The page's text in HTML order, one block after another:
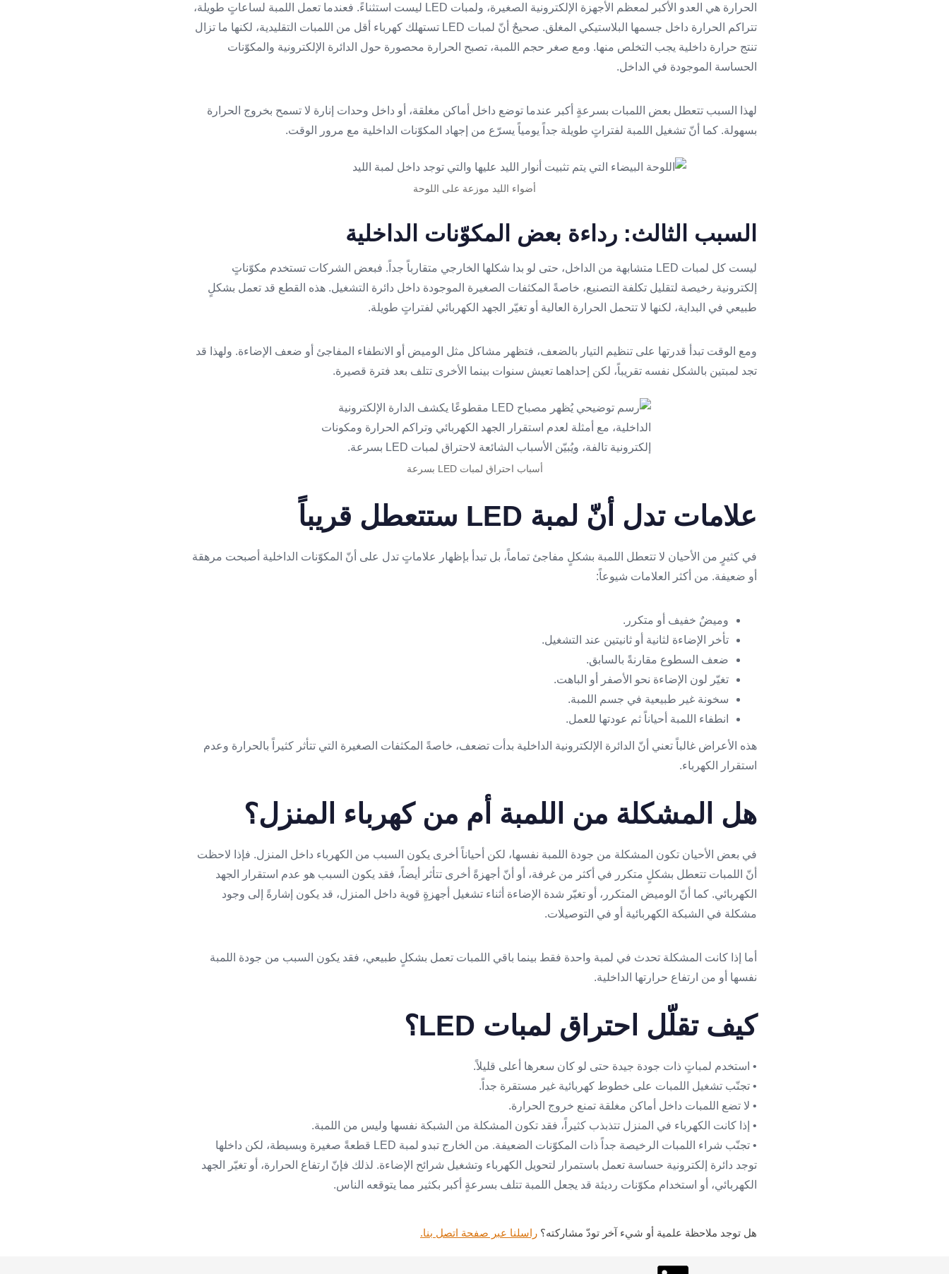
الحرارة هي العدو الأكبر لمعظم الأجهزة الإلكترونية الصغيرة، ولمبات LED ليست استثناءً. فعندما تعمل اللمبة لساعاتٍ طويلة،
تتراكم الحرارة داخل جسمها البلاستيكي المغلق. صحيحٌ أنّ لمبات LED تستهلك كهرباء أقل من اللمبات التقليدية، لكنها ما تزال
تنتج حرارة داخلية يجب التخلص منها. ومع صغر حجم اللمبة، تصبح الحرارة محصورة حول الدائرة الإلكترونية والمكوّنات
الحساسة الموجودة في الداخل.
لهذا السبب تتعطل بعض اللمبات بسرعةٍ أكبر عندما توضع داخل أماكن مغلقة، أو داخل وحدات إنارة لا تسمح بخروج الحرارة
بسهولة. كما أنّ تشغيل اللمبة لفتراتٍ طويلة جداً يومياً يسرّع من إجهاد المكوّنات الداخلية مع مرور الوقت.
أضواء الليد موزعة على اللوحة
السبب الثالث: رداءة بعض المكوّنات الداخلية
ليست كل لمبات LED متشابهة من الداخل، حتى لو بدا شكلها الخارجي متقارباً جداً. فبعض الشركات تستخدم مكوّناتٍ
إلكترونية رخيصة لتقليل تكلفة التصنيع، خاصةً المكثفات الصغيرة الموجودة داخل دائرة التشغيل. هذه القطع قد تعمل بشكلٍ
طبيعي في البداية، لكنها لا تتحمل الحرارة العالية أو تغيّر الجهد الكهربائي لفتراتٍ طويلة.
ومع الوقت تبدأ قدرتها على تنظيم التيار بالضعف، فتظهر مشاكل مثل الوميض أو الانطفاء المفاجئ أو ضعف الإضاءة. ولهذا قد
تجد لمبتين بالشكل نفسه تقريباً، لكن إحداهما تعيش سنوات بينما الأخرى تتلف بعد فترة قصيرة.
أسباب احتراق لمبات LED بسرعة
علامات تدل أنّ لمبة LED ستتعطل قريباً
في كثيرٍ من الأحيان لا تتعطل اللمبة بشكلٍ مفاجئ تماماً، بل تبدأ بإظهار علاماتٍ تدل على أنّ المكوّنات الداخلية أصبحت مرهقة
أو ضعيفة. من أكثر العلامات شيوعاً:
وميضٌ خفيف أو متكرر.
تأخر الإضاءة لثانية أو ثانيتين عند التشغيل.
ضعف السطوع مقارنةً بالسابق.
تغيّر لون الإضاءة نحو الأصفر أو الباهت.
سخونة غير طبيعية في جسم اللمبة.
انطفاء اللمبة أحياناً ثم عودتها للعمل.
هذه الأعراض غالباً تعني أنّ الدائرة الإلكترونية الداخلية بدأت تضعف، خاصةً المكثفات الصغيرة التي تتأثر كثيراً بالحرارة وعدم
استقرار الكهرباء.
هل المشكلة من اللمبة أم من كهرباء المنزل؟
في بعض الأحيان تكون المشكلة من جودة اللمبة نفسها، لكن أحياناً أخرى يكون السبب من الكهرباء داخل المنزل. فإذا لاحظت
أنّ اللمبات تتعطل بشكلٍ متكرر في أكثر من غرفة، أو أنّ أجهزةً أخرى تتأثر أيضاً، فقد يكون السبب هو عدم استقرار الجهد
الكهربائي. كما أنّ الوميض المتكرر، أو تغيّر شدة الإضاءة أثناء تشغيل أجهزةٍ قوية داخل المنزل، قد يكون إشارةً إلى وجود
مشكلة في الشبكة الكهربائية أو في التوصيلات.
أما إذا كانت المشكلة تحدث في لمبة واحدة فقط بينما باقي اللمبات تعمل بشكلٍ طبيعي، فقد يكون السبب من جودة اللمبة
نفسها أو من ارتفاع حرارتها الداخلية.
كيف تقلّل احتراق لمبات LED؟
• استخدم لمباتٍ ذات جودة جيدة حتى لو كان سعرها أعلى قليلاً.
• تجنّب تشغيل اللمبات على خطوط كهربائية غير مستقرة جداً.
• لا تضع اللمبات داخل أماكن مغلقة تمنع خروج الحرارة.
• إذا كانت الكهرباء في المنزل تتذبذب كثيراً، فقد تكون المشكلة من الشبكة نفسها وليس من اللمبة.
• تجنّب شراء اللمبات الرخيصة جداً ذات المكوّنات الضعيفة. من الخارج تبدو لمبة LED قطعةً صغيرة وبسيطة، لكن داخلها
توجد دائرة إلكترونية حساسة تعمل باستمرار لتحويل الكهرباء وتشغيل شرائح الإضاءة. لذلك فإنّ ارتفاع الحرارة، أو تغيّر الجهد
الكهربائي، أو استخدام مكوّنات رديئة قد يجعل اللمبة تتلف بسرعةٍ أكبر بكثير مما يتوقعه الناس.
هل توجد ملاحظة علمية أو شيء آخر تودّ مشاركته؟ راسلنا عبر صفحة اتصل بنا.